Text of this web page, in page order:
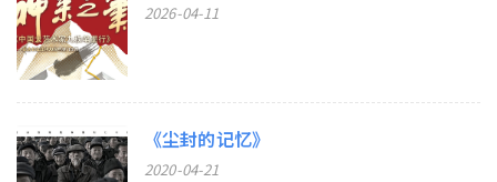
2026-04-11
《尘封的记忆》
2020-04-21